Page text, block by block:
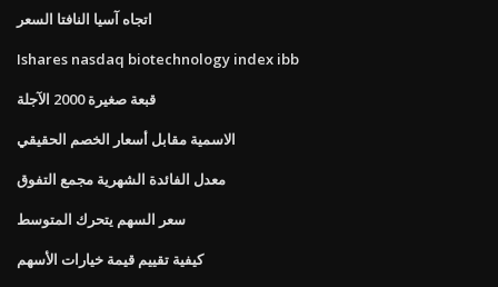
اتجاه آسيا النافتا السعر
Ishares nasdaq biotechnology index ibb
قبعة صغيرة 2000 الآجلة
الاسمية مقابل أسعار الخصم الحقيقي
معدل الفائدة الشهرية مجمع التفوق
سعر السهم يتحرك المتوسط
كيفية تقييم قيمة خيارات الأسهم